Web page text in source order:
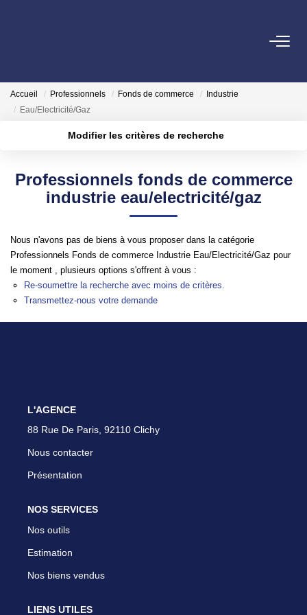
FAIRE GÉRER
NOTRE AGENCE
Qui Sommes-Nous
Notre Équipe
Nous Rejoindre
Accueil Professionnels Fonds de commerce
Industrie
Eau/Electricité/Gaz
Modifier les critères de recherche
Type de bien
Budget max Plus de critères
Professionnels fonds de commerce
industrie eau/electricité/gaz
Nous n'avons pas de biens à vous proposer dans la catégorie
Professionnels Fonds de commerce Industrie Eau/Electricité/Gaz pour
le moment , plusieurs options s'offrent à vous :
Re-soumettre la recherche avec moins de critères.
Transmettez-nous votre demande
L'AGENCE
88 Rue De Paris, 92110 Clichy
Nous contacter
Présentation
NOS SERVICES
Nos outils
Estimation
Nos biens vendus
LIENS UTILES